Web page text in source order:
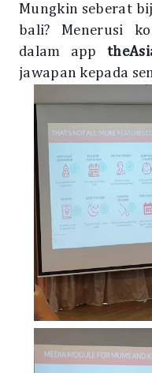
Mungkin seberat
bali? Menerusi
dalam app
jawapan kepada